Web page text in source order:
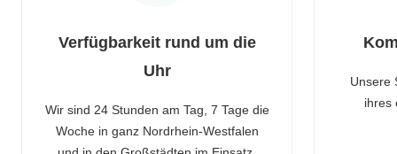
Verfügbarkeit rund um die
Uhr
Wir sind 24 Stunden am Tag, 7 Tage die
Woche in ganz Nordrhein-Westfalen
Unsere
ihres